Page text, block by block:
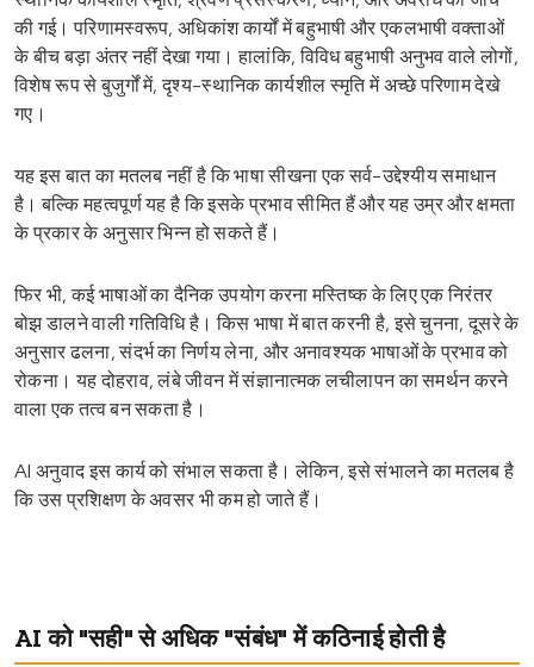
की गई। परिणामस्वरूप, अधिकांश कार्यों में बहुभाषी और एकलभाषी वक्ताओं
के बीच बड़ा अंतर नहीं देखा गया। हालांकि, विविध बहुभाषी अनुभव वाले लोगों,
विशेष रूप से बुजुर्गों में, दृश्य-स्थानिक कार्यशील स्मृति में अच्छे परिणाम देखे
गए।
यह इस बात का मतलब नहीं है कि भाषा सीखना एक सर्व-उद्देश्यीय समाधान
है। बल्कि महत्वपूर्ण यह है कि इसके प्रभाव सीमित हैं और यह उम्र और क्षमता
के प्रकार के अनुसार भिन्न हो सकते हैं।
फिर भी, कई भाषाओं का दैनिक उपयोग करना मस्तिष्क के लिए एक निरंतर
बोझ डालने वाली गतिविधि है। किस भाषा में बात करनी है, इसे चुनना, दूसरे के
अनुसार ढलना, संदर्भ का निर्णय लेना, और अनावश्यक भाषाओं के प्रभाव को
रोकना। यह दोहराव, लंबे जीवन में संज्ञानात्मक लचीलापन का समर्थन करने
वाला एक तत्व बन सकता है।
AI अनुवाद इस कार्य को संभाल सकता है। लेकिन, इसे संभालने का मतलब है
कि उस प्रशिक्षण के अवसर भी कम हो जाते हैं।
AI को "सही" से अधिक "संबंध" में कठिनाई होती है